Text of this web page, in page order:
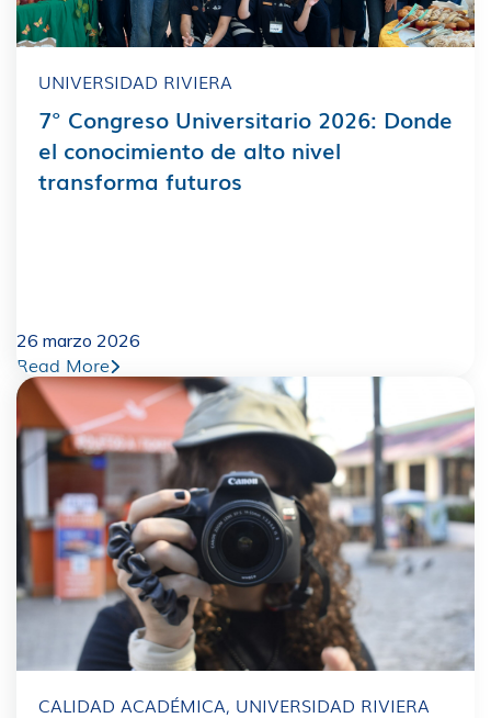
UNIVERSIDAD RIVIERA
7° Congreso Universitario 2026: Donde
el conocimiento de alto nivel
transforma futuros
26 marzo 2026
Read More
CALIDAD ACADÉMICA, UNIVERSIDAD RIVIERA